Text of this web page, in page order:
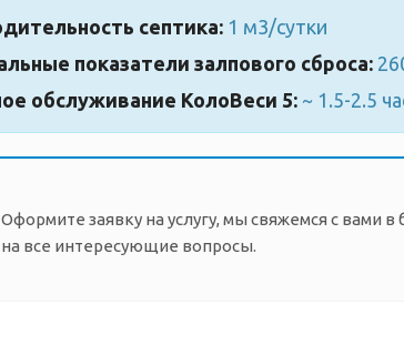
септика: 1 м3/сутки
показатели залпового сброса:
обслуживание КолоВеси 5: ~ 1.5-2.5
Оформите заявку на услугу, мы свяжемся с вами
на все интересующие вопросы.